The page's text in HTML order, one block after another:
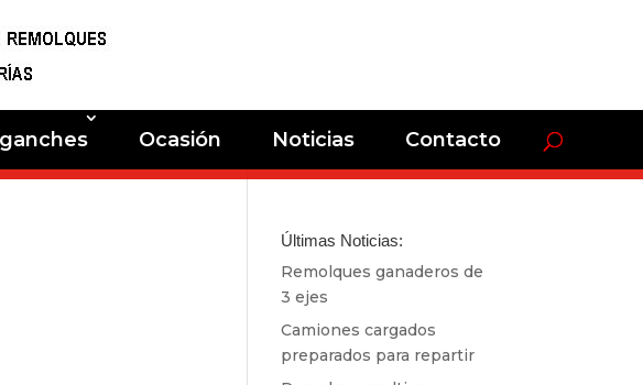
Ocasión Noticias Contacto
Últimas Noticias:
Remolques ganaderos de
3 ejes
Camiones cargados
preparados para repartir